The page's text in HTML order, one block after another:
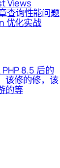
Views
查询性能问题
优化实战
8.5 后的
该修的修，该
的等